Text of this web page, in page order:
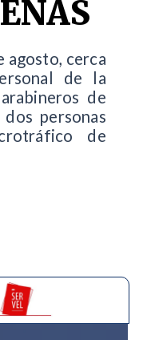
agosto, cerca
de la
de
personas
de